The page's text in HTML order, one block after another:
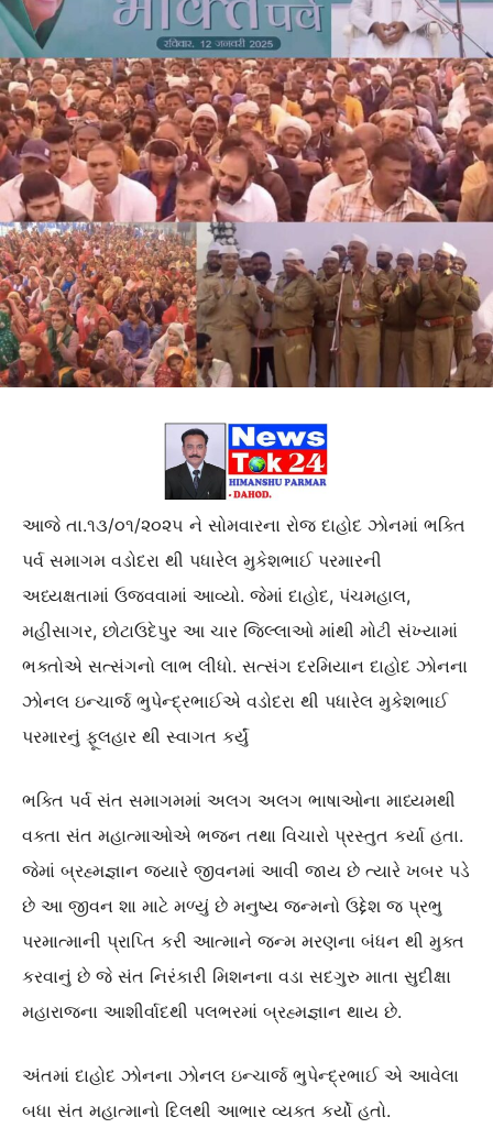
આજે તા.૧૩/૦૧/૨૦૨૫ ને સોમવારના રોજ દાહોદ ઝોનમાં ભક્તિ
પર્વ સમાગમ વડોદરા થી પધારેલ મુકેશભાઈ પરમારની
અધ્યક્ષતામાં ઉજવવામાં આવ્યો. જેમાં દાહોદ, પંચમહાલ,
મહીસાગર, છોટાઉદેપુર આ ચાર જિલ્લાઓ માંથી મોટી સંખ્યામાં
ભક્તોએ સત્સંગનો લાભ લીધો. સત્સંગ દરમિયાન દાહોદ ઝોનના
ઝોનલ ઇન્ચાર્જ ભુપેન્દ્રભાઈએ વડોદરા થી પધારેલ મુકેશભાઈ
પરમારનું ફૂલહાર થી સ્વાગત કર્યું
ભક્તિ પર્વ સંત સમાગમમાં અલગ અલગ ભાષાઓના માધ્યમથી
વક્તા સંત મહાત્માઓએ ભજન તથા વિચારો પ્રસ્તુત કર્યા હતા.
જેમાં બ્રહ્મજ્ઞાન જ્યારે જીવનમાં આવી જાય છે ત્યારે ખબર પડે
છે આ જીવન શા માટે મળ્યું છે મનુષ્ય જન્મનો ઉદ્દેશ જ પ્રભુ
પરમાત્માની પ્રાપ્તિ કરી આત્માને જન્મ મરણના બંધન થી મુક્ત
કરવાનું છે જે સંત નિરંકારી મિશનના વડા સદગુરુ માતા સુદીક્ષા
મહારાજના આશીર્વાદથી પલભરમાં બ્રહ્મજ્ઞાન થાય છે.
અંતમાં દાહોદ ઝોનના ઝોનલ ઇન્ચાર્જ ભુપેન્દ્રભાઈ એ આવેલા
બધા સંત મહાત્માનો દિલથી આભાર વ્યક્ત કર્યો હતો.